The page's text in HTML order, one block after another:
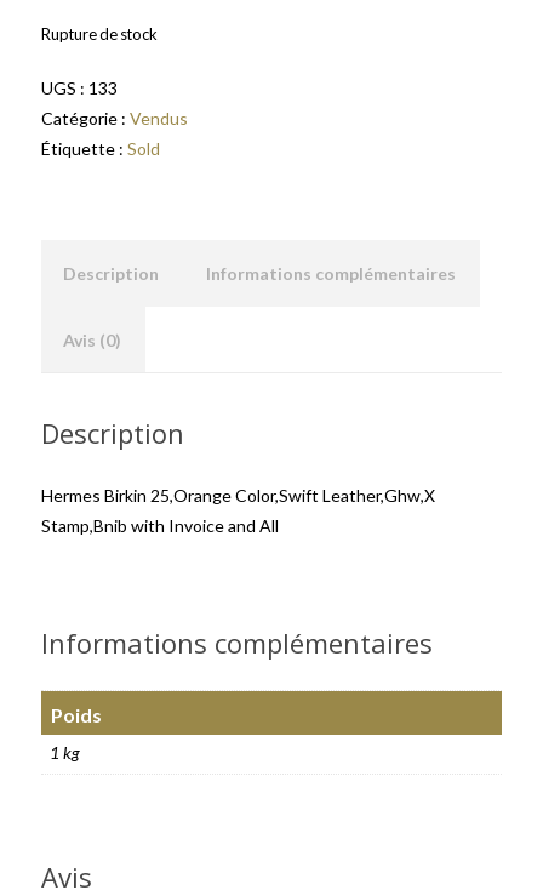
Rupture de stock
UGS : 133
Catégorie : Vendus
Étiquette : Sold
Description Informations complémentaires
Avis (0)
Description
Hermes Birkin 25,Orange Color,Swift Leather,Ghw,X
Stamp,Bnib with Invoice and All
Informations complémentaires
Poids
1 kg
Avis